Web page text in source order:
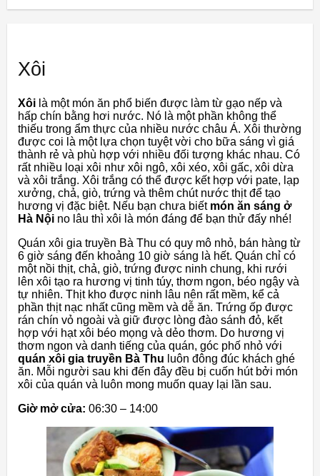
Xôi
Xôi là một món ăn phổ biến được làm từ gạo nếp và
hấp chín bằng hơi nước. Nó là một phần không thể
thiếu trong ẩm thực của nhiều nước châu Á. Xôi thường
được coi là một lựa chọn tuyệt vời cho bữa sáng vì giá
thành rẻ và phù hợp với nhiều đối tượng khác nhau. Có
rất nhiều loại xôi như xôi ngô, xôi xéo, xôi gấc, xôi dừa
và xôi trắng. Xôi trắng có thể được kết hợp với pate, lạp
xưởng, chả, giò, trứng và thêm chút nước thịt để tạo
hương vị đặc biệt. Nếu bạn chưa biết món ăn sáng ở
Hà Nội no lâu thì xôi là món đáng để bạn thử đấy nhé!
Quán xôi gia truyền Bà Thu có quy mô nhỏ, bán hàng từ
6 giờ sáng đến khoảng 10 giờ sáng là hết. Quán chỉ có
một nồi thịt, chả, giò, trứng được ninh chung, khi rưới
lên xôi tạo ra hương vị tinh túy, thơm ngon, béo ngậy và
tự nhiên. Thịt kho được ninh lâu nên rất mềm, kể cả
phần thịt nạc nhất cũng mềm và dễ ăn. Trứng ốp được
rán chín vỏ ngoài và giữ được lòng đào sánh đỏ, kết
hợp với hạt xôi béo mọng và dẻo thơm. Do hương vị
thơm ngon và danh tiếng của quán, góc phố nhỏ với
quán xôi gia truyền Bà Thu luôn đông đúc khách ghé
ăn. Mỗi người sau khi đến đây đều bị cuốn hút bởi món
xôi của quán và luôn mong muốn quay lại lần sau.
Giờ mở cửa: 06:30 – 14:00